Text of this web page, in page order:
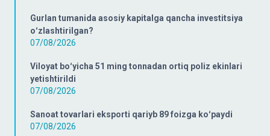
Gurlan tumanida asosiy kapitalga qancha investitsiya
oʻzlashtirilgan?
07/08/2026
Viloyat boʻyicha 51 ming tonnadan ortiq poliz ekinlari
yetishtirildi
07/08/2026
Sanoat tovarlari eksporti qariyb 89 foizga koʻpaydi
07/08/2026